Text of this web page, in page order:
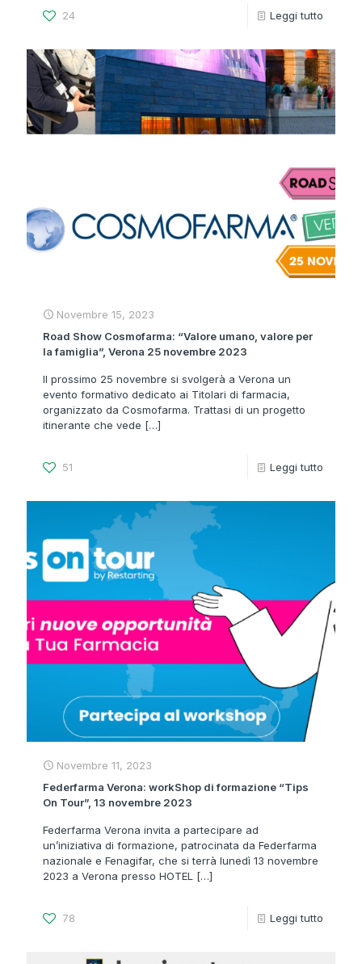
24 Leggi tutto
Novembre 15, 2023
Road Show Cosmofarma: “Valore umano, valore per
la famiglia”, Verona 25 novembre 2023
Il prossimo 25 novembre si svolgerà a Verona un
evento formativo dedicato ai Titolari di farmacia,
organizzato da Cosmofarma. Trattasi di un progetto
itinerante che vede […]
51 Leggi tutto
Novembre 11, 2023
Federfarma Verona: workShop di formazione “Tips
On Tour”, 13 novembre 2023
Federfarma Verona invita a partecipare ad
un’iniziativa di formazione, patrocinata da Federfarma
nazionale e Fenagifar, che si terrà lunedì 13 novembre
2023 a Verona presso HOTEL […]
78 Leggi tutto